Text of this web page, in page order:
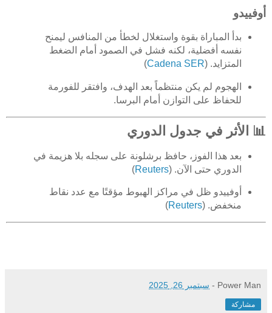
أوفييدو
بدأ المباراة بقوة واستغلال لخطأ من المنافس ليمنح
نفسه أفضلية، لكنه فشل في الصمود أمام الضغط
المتزايد. (Cadena SER
)
الهجوم لم يكن منتظماً بعد الهدف، وافتقر للفورمة
للحفاظ على التوازن أمام البرسا.
📊 الأثر في جدول الدوري
بعد هذا الفوز، حافظ برشلونة على سجله بلا هزيمة في
الدوري حتى الآن. (Reuters
)
أوفييدو ظل في مراكز الهبوط مؤقتًا مع عدد نقاط
منخفض. (Reuters
)
Power Man
- سبتمبر 26, 2025
مشاركة